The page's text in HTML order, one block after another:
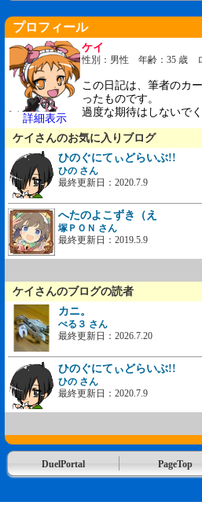
プロフィール
詳細表示
ケイ
性別：男性 年齢：35 歳
この日記は、筆者のカ
ったものです。
過度な期待はしないでく
ケイさんのお気に入りブログ
ひのぐにてぃどらいぶ!!
ひの さん
最終更新日：2020.7.9
へたのよこずき（え
塚ＰＯＮ さん
最終更新日：2019.5.9
ケイさんのブログの読者
カニ。
ぺる３ さん
最終更新日：2026.7.20
ひのぐにてぃどらいぶ!!
ひの さん
最終更新日：2020.7.9
DuelPortal PageTop